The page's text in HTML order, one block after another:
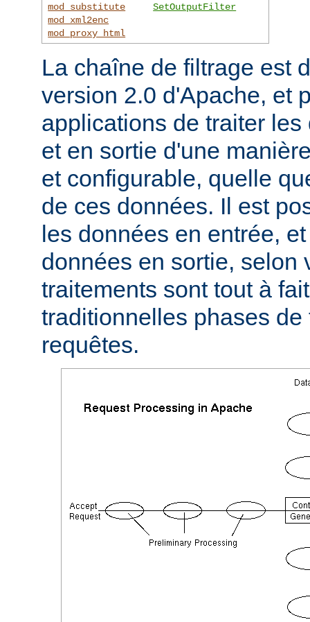
mod_substitute
mod_xml2enc
mod_proxy_html
SetOutputFilter
La chaîne de filtrage est
version 2.0 d'Apache, et
applications de traiter
et en sortie d'une
et configurable, quelle
de ces données. Il est
les données en entrée,
données en sortie, selon
traitements sont tout à
traditionnelles phases de
requêtes.